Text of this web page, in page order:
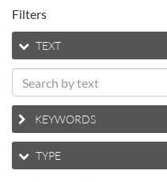
Filters
TEXT
KEYWORDS
TYPE